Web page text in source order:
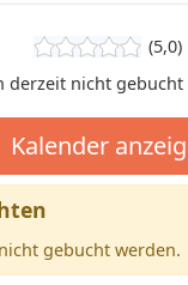
(5,0)
derzeit nicht gebucht
Kalender
gebucht werden.